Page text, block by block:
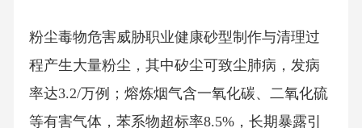
粉尘毒物危害威胁职业健康砂型制作与清理过
程产生大量粉尘，其中矽尘可致尘肺病，发病
率达3.2/万例；熔炼烟气含一氧化碳、二氧化硫
等有害气体，苯系物超标率8.5%，长期暴露引